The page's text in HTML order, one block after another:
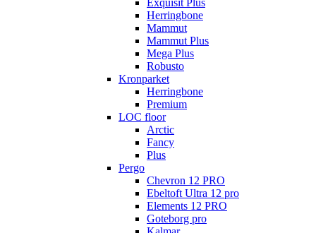
Exquisit Plus
Herringbone
Mammut
Mammut Plus
Mega Plus
Robusto
Kronparket
Herringbone
Premium
LOC floor
Arctic
Fancy
Plus
Pergo
Chevron 12 PRO
Ebeltoft Ultra 12 pro
Elements 12 PRO
Goteborg pro